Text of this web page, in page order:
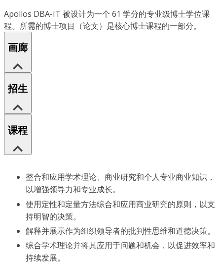
Apollos DBA-IT 被设计为一个 61 学分的专业级博士学位课
程。所需的博士项目（论文）是核心博士课程的一部分。
画廊
招生
课程
整合和应用学术理论、商业研究和个人专业商业知识，
以增强领导力和专业成长。
使用定性和定量方法综合和应用商业研究的原则，以支
持明智的决策。
解释并展示作为组织领导者的批判性思维和道德决策。
综合学术理论并将其应用于问题和机会，以促进效率和
持续发展。